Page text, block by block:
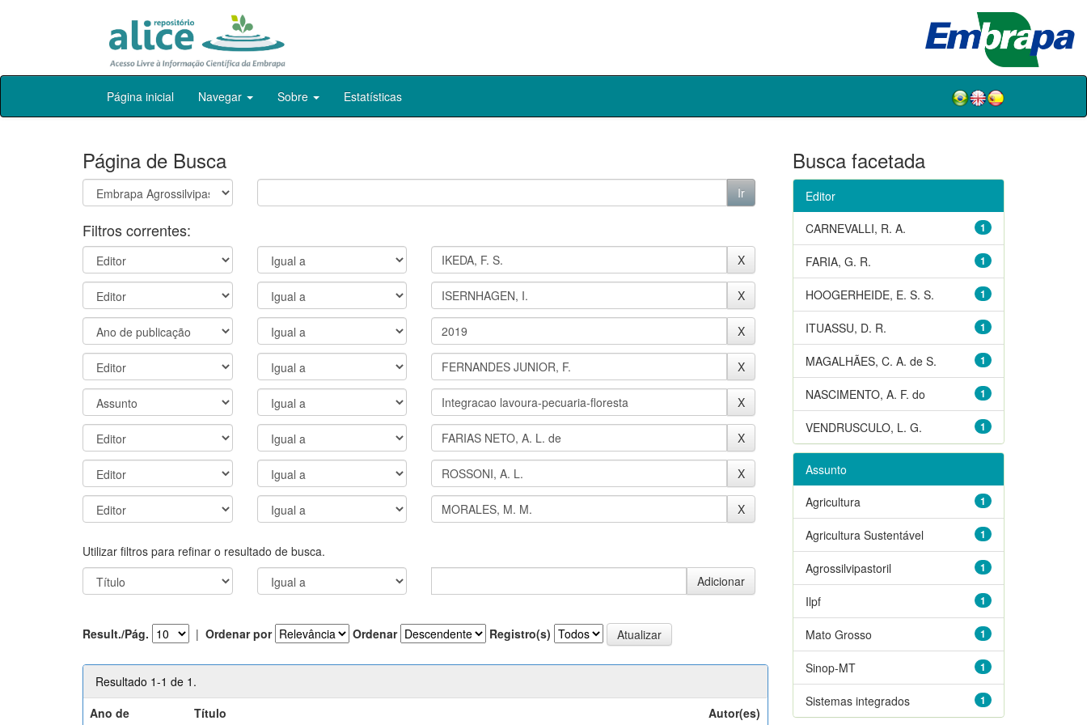
Skip
Página inicial Navegar Sobre Estatísticas
Página de Busca
Filtros correntes:
Utilizar filtros para refinar o resultado de busca.
Result./Pág. | Ordenar por Ordenar Registro(s)
Resultado 1-1 de 1.
Ano de
Título Autor(es)
Busca facetada
Editor
1
CARNEVALLI, R. A.
1
FARIA, G. R.
1
HOOGERHEIDE, E. S. S.
1
ITUASSU, D. R.
1
MAGALHÃES, C. A. de S.
1
NASCIMENTO, A. F. do
1
VENDRUSCULO, L. G.
Assunto
1
Agricultura
1
Agricultura Sustentável
1
Agrossilvipastoril
1
Ilpf
1
Mato Grosso
1
Sinop-MT
1
Sistemas integrados